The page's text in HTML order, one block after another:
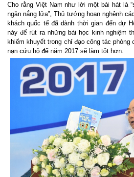
Cho rằng Việt Nam như lời một bài hát là
ngăn nắng lửa”, Thủ tướng hoan nghênh
khách quốc tế đã dành thời gian đến dự
này để rút ra những bài học kinh nghiệm
khiếm khuyết trong chỉ đạo công tác phòng
nạn cứu hộ để năm 2017 sẽ làm tốt hơn.